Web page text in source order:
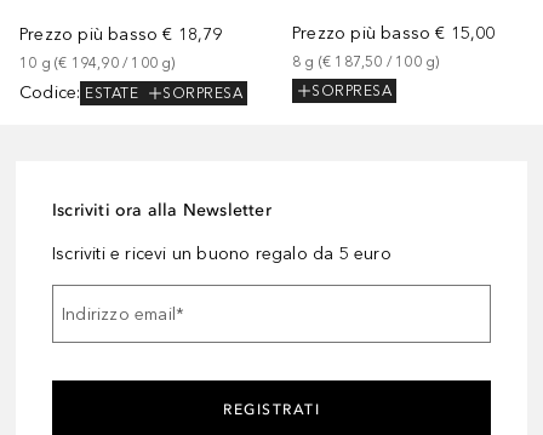
Prezzo più basso € 18,79
10 g (€ 194,90 / 100 g)
Codice: ESTATE SORPRESA
Prezzo più basso € 15,00
8 g (€ 187,50 / 100 g)
SORPRESA
Iscriviti ora alla Newsletter
Iscriviti e ricevi un buono regalo da 5 euro
Indirizzo email *
REGISTRATI